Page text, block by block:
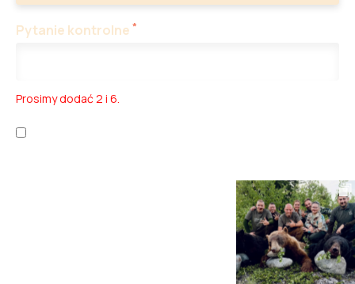
Pytanie kontrolne *
Prosimy dodać 2 i 6.